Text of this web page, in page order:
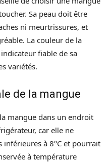
Sa peau doit être
ni meurtrissures, et
La couleur de la
fiable de sa
variétés.
de la mangue
mangue dans un endroit
car elle ne
à 8°C et pourrait
à température